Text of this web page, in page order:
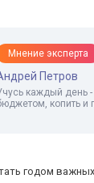
Мнение эксперта
Петров
каждый день -
копить и
годом